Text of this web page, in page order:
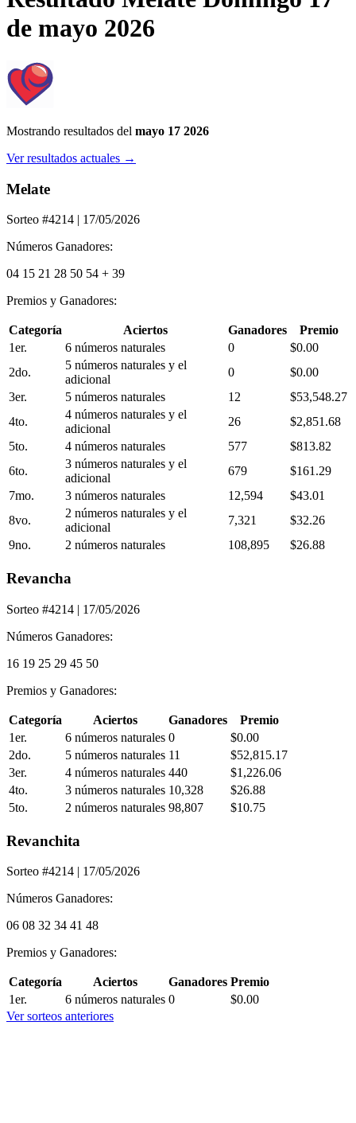
de mayo 2026
Mostrando resultados del mayo 17 2026
Ver resultados actuales →
Melate
Sorteo #4214 | 17/05/2026
Números Ganadores:
04 15 21 28 50 54 + 39
Premios y Ganadores:
Categoría Aciertos Ganadores
Premio
1er.
6 números naturales 0
$0.00
2do.
5 números naturales y el
adicional
0
$0.00
3er.
5 números naturales 12
$53,548.27
4to.
4 números naturales y el
adicional
26
$2,851.68
5to.
4 números naturales 577
$813.82
6to.
3 números naturales y el
adicional
679
$161.29
7mo.
3 números naturales 12,594
$43.01
8vo.
2 números naturales y el
adicional
7,321
$32.26
9no.
2 números naturales 108,895 $26.88
Revancha
Sorteo #4214 | 17/05/2026
Números Ganadores:
16 19 25 29 45 50
Premios y Ganadores:
Categoría Aciertos Ganadores
Premio
1er.
6 números naturales 0
$0.00
2do.
5 números naturales 11
$52,815.17
3er.
4 números naturales 440
$1,226.06
4to.
3 números naturales 10,328
$26.88
5to.
2 números naturales 98,807 $10.75
Revanchita
Sorteo #4214 | 17/05/2026
Números Ganadores:
06 08 32 34 41 48
Premios y Ganadores:
Categoría Aciertos Ganadores Premio
1er.
6 números naturales 0
$0.00
Ver sorteos anteriores